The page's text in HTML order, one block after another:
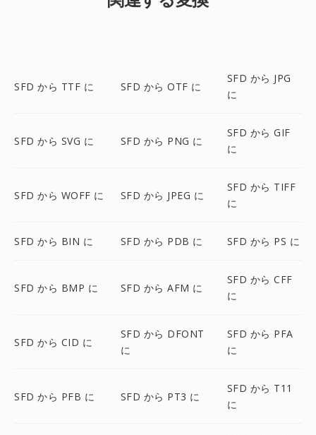
SFD から TTF に SFD から OTF に
SFD から JPG
に
SFD から SVG に SFD から PNG に
SFD から GIF
に
SFD から WOFF に SFD から JPEG に
SFD から TIFF
に
SFD から BIN に SFD から PDB に SFD から PS に
SFD から BMP に SFD から AFM に
SFD から CFF
に
SFD から CID に
SFD から DFONT
に
SFD から PFA
に
SFD から PFB に SFD から PT3 に
SFD から T11
に